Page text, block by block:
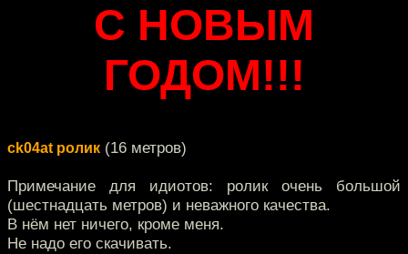
С НОВЫМ
ГОДОМ!!!
ck04at ролик (16 метров)
Примечание для идиотов: ролик очень большой
(шестнадцать метров) и неважного качества.
В нём нет ничего, кроме меня.
Не надо его скачивать.